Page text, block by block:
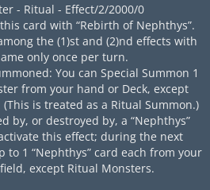
- Ritual - Effect/2/2000/0
card with “Rebirth of Nephthys”.
the (1)st and (2)nd effects with
only once per turn.
You can Special Summon 1
from your hand or Deck, except
(This is treated as a Ritual Summon.)
by, or destroyed by, a “Nephthys”
this effect; during the next
to 1 “Nephthys” card each from your
except Ritual Monsters.